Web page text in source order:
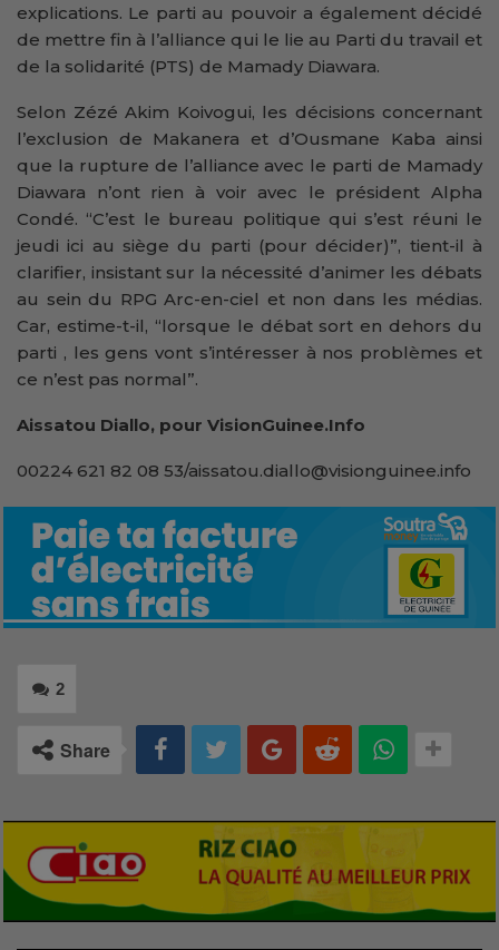
explications. Le parti au pouvoir a également décidé
de mettre fin à l’alliance qui le lie au Parti du travail et
de la solidarité (PTS) de Mamady Diawara.
Selon Zézé Akim Koivogui, les décisions concernant
l’exclusion de Makanera et d’Ousmane Kaba ainsi
que la rupture de l’alliance avec le parti de Mamady
Diawara n’ont rien à voir avec le président Alpha
Condé. “C’est le bureau politique qui s’est réuni le
jeudi ici au siège du parti (pour décider)”, tient-il à
clarifier, insistant sur la nécessité d’animer les débats
au sein du RPG Arc-en-ciel et non dans les médias.
Car, estime-t-il, “lorsque le débat sort en dehors du
parti , les gens vont s’intéresser à nos problèmes et
ce n’est pas normal”.
Aissatou Diallo, pour VisionGuinee.Info
00224 621 82 08 53/aissatou.diallo@visionguinee.info
2
Share